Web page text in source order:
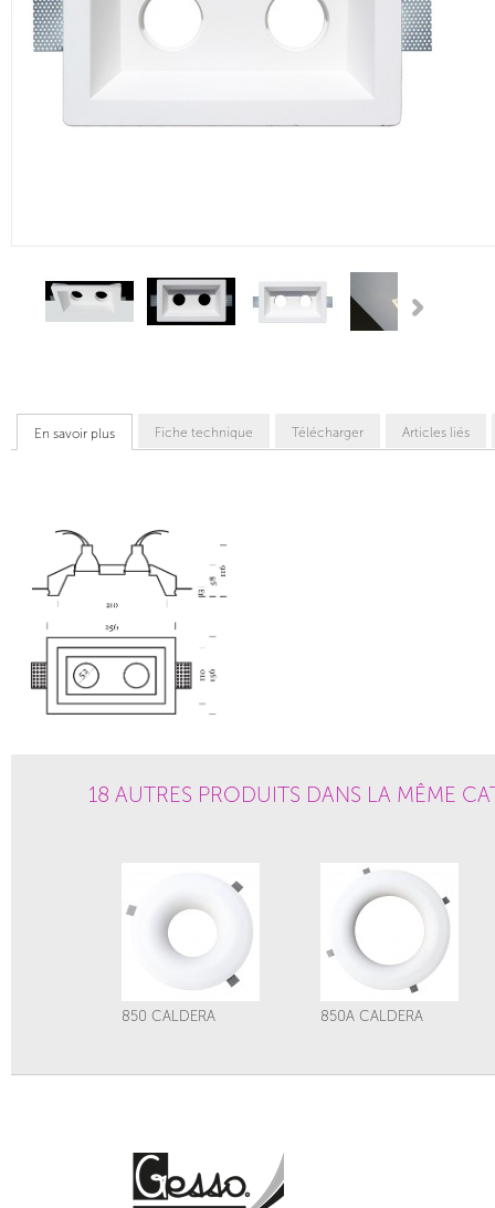
En savoir plus Fiche technique Télécharger Articles liés
18 AUTRES PRODUITS DANS LA MÊME
850 CALDERA 850A CALDERA